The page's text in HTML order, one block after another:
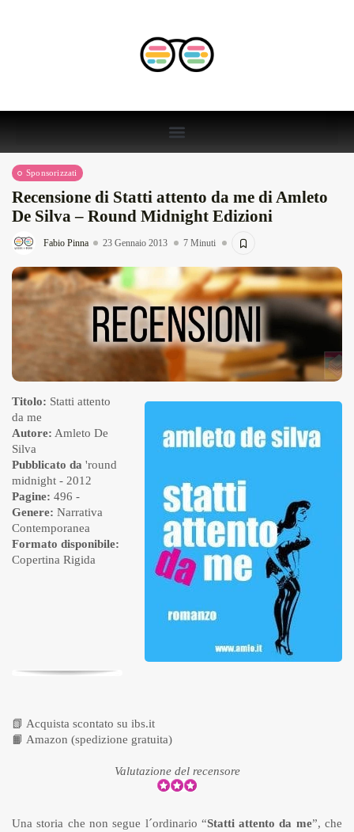
Sponsorizzati
Recensione di Statti attento da me di Amleto
De Silva – Round Midnight Edizioni
Fabio Pinna 23 Gennaio 2013 7 Minuti
Titolo: Statti attento
da me
Autore: Amleto De
Silva
Pubblicato da 'round
midnight - 2012
Pagine: 496 -
Genere: Narrativa
Contemporanea
Formato disponibile:
Copertina Rigida
📗 Acquista scontato su ibs.it
📙 Amazon (spedizione gratuita)
Valutazione del recensore
Una storia che non segue l´ordinario “Statti attento da me”, che